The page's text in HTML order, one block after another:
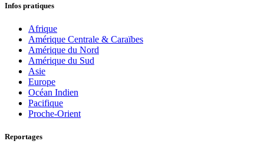
Infos pratiques
Afrique
Amérique Centrale & Caraïbes
Amérique du Nord
Amérique du Sud
Asie
Europe
Océan Indien
Pacifique
Proche-Orient
Reportages